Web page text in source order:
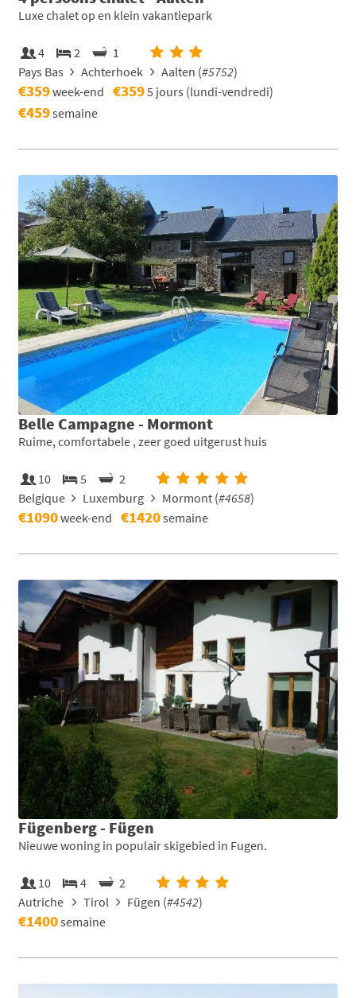
Luxe chalet op en klein vakantiepark
4 2
1
Pays Bas
Achterhoek Aalten (#5752)
€359week-end €3595 jours (lundi-vendredi)
€459semaine
Belle Campagne - Mormont
Ruime, comfortabele , zeer goed uitgerust huis
10 5
2
Belgique
Luxemburg Mormont (#4658)
€1090week-end €1420semaine
Fügenberg - Fügen
Nieuwe woning in populair skigebied in Fugen.
10 4
2
Autriche
Tirol Fügen (#4542)
€1400semaine